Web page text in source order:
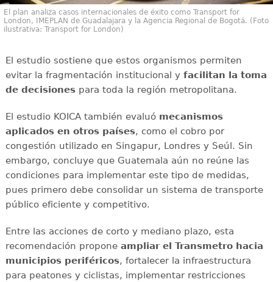
El plan analiza casos internacionales de éxito como Transport for
London, IMEPLAN de Guadalajara y la Agencia Regional de Bogotá. (Foto
ilustrativa: Transport for London)
El estudio sostiene que estos organismos permiten
evitar la fragmentación institucional y facilitan la toma
de decisionespara toda la región metropolitana.
El estudio KOICA también evaluó mecanismos
aplicados en otros países, como el cobro por
congestión utilizado en Singapur, Londres y Seúl. Sin
embargo, concluye que Guatemala aún no reúne las
condiciones para implementar este tipo de medidas,
pues primero debe consolidar un sistema de transporte
público eficiente y competitivo.
Entre las acciones de corto y mediano plazo, esta
recomendación propone ampliar el Transmetro hacia
municipios periféricos, fortalecer la infraestructura
para peatones y ciclistas, implementar restricciones